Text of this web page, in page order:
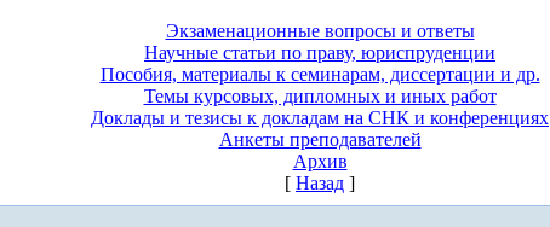
Экзаменационные вопросы и ответы
Научные статьи по праву, юриспруденции
Пособия, материалы к семинарам, диссертации и др.
Темы курсовых, дипломных и иных работ
Доклады и тезисы к докладам на СНК и конференциях
Анкеты преподавателей
Архив
[ Назад ]